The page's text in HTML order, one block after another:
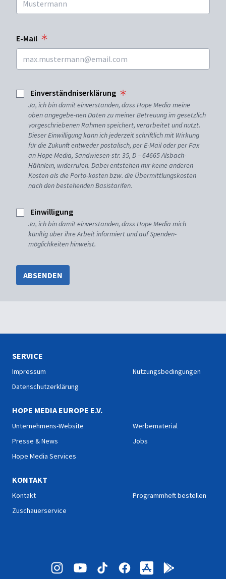
E-Mail
Einverständniserklärung
Ja, ich bin damit einverstanden, dass Hope Media meine
oben angegebe-nen Daten zu meiner Betreuung im gesetzlich
vorgeschriebenen Rahmen speichert, verarbeitet und nutzt.
Dieser Einwilligung kann ich jederzeit schriftlich mit Wirkung
für die Zukunft entweder postalisch, per E-Mail oder per Fax
an Hope Media, Sandwiesen-str. 35, D – 64665 Alsbach-
Hähnlein, widerrufen. Dabei entstehen mir keine anderen
Kosten als die Porto-kosten bzw. die Übermittlungskosten
nach den bestehenden Basistarifen.
Einwilligung
Ja, ich bin damit einverstanden, dass Hope Media mich
künftig über ihre Arbeit informiert und auf Spenden-
möglichkeiten hinweist.
ABSENDEN
SERVICE
Impressum
Datenschutzerklärung
Nutzungsbedingungen
HOPE MEDIA EUROPE E.V.
Unternehmens-Website
Presse & News
Hope Media Services
Werbematerial
Jobs
KONTAKT
Kontakt
Zuschauerservice
Programmheft bestellen